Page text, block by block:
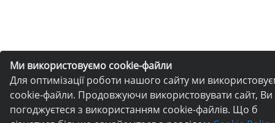
Ми використовуємо cookie-файли
Для оптимізації роботи нашого сайту ми
cookie-файли. Продовжуючи використовувати сайт, Ви
погоджуєтеся з використанням cookie-файлів. Що б